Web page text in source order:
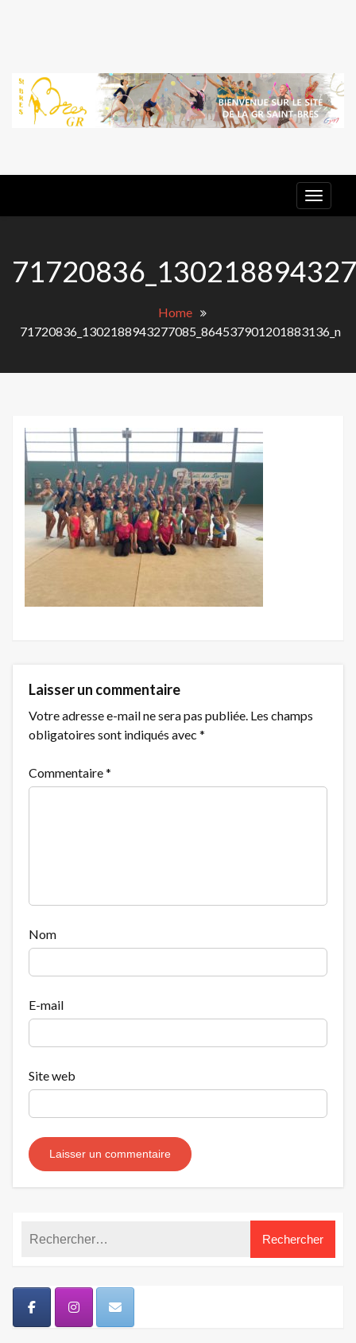
GR ST
BRES
Home
71720836_1302188943277085_864537901201883136_n
Laisser un commentaire
Votre adresse e-mail ne sera pas publiée. Les champs
obligatoires sont indiqués avec *
Commentaire*
Nom
E-mail
Site web